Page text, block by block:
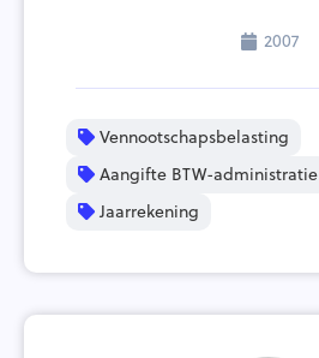
2007
Vennootschapsbelasting
Aangifte BTW-administratie
Jaarrekening